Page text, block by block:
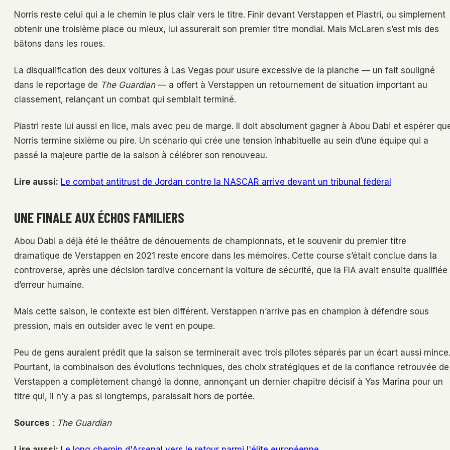
Norris reste celui qui a le chemin le plus clair vers le titre. Finir devant Verstappen et Piastri, ou simplement
obtenir une troisième place ou mieux, lui assurerait son premier titre mondial. Mais McLaren s’est mis des
bâtons dans les roues.
La disqualification des deux voitures à Las Vegas pour usure excessive de la planche — un fait souligné
dans le reportage de The Guardian— a offert à Verstappen un retournement de situation important au
classement, relançant un combat qui semblait terminé.
Piastri reste lui aussi en lice, mais avec peu de marge. Il doit absolument gagner à Abou Dabi et espérer
Norris termine sixième ou pire. Un scénario qui crée une tension inhabituelle au sein d’une équipe qui a
passé la majeure partie de la saison à célébrer son renouveau.
Lire aussi: Le combat antitrust de Jordan contre la NASCAR arrive devant un tribunal fédéral
UNE FINALE AUX ÉCHOS FAMILIERS
Abou Dabi a déjà été le théâtre de dénouements de championnats, et le souvenir du premier titre
dramatique de Verstappen en 2021 reste encore dans les mémoires. Cette course s’était conclue dans la
controverse, après une décision tardive concernant la voiture de sécurité, que la FIA avait ensuite qualifiée
d’erreur humaine.
Mais cette saison, le contexte est bien différent. Verstappen n’arrive pas en champion à défendre sous
pression, mais en outsider avec le vent en poupe.
Peu de gens auraient prédit que la saison se terminerait avec trois pilotes séparés par un écart aussi mince.
Pourtant, la combinaison des évolutions techniques, des choix stratégiques et de la confiance retrouvée de
Verstappen a complètement changé la donne, annonçant un dernier chapitre décisif à Yas Marina pour un
titre qui, il n’y a pas si longtemps, paraissait hors de portée.
Sources : The Guardian